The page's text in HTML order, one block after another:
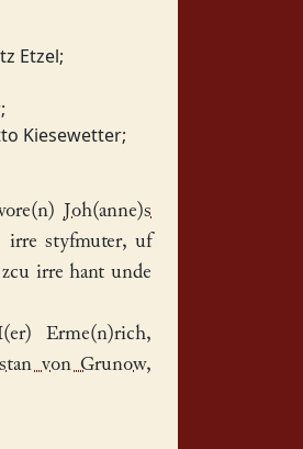
Etzel;
;
Kiesewetter;
Joh(anne)s
irre styfmuter, uf
irre hant unde
Erme(n)rich,
von Grunow,